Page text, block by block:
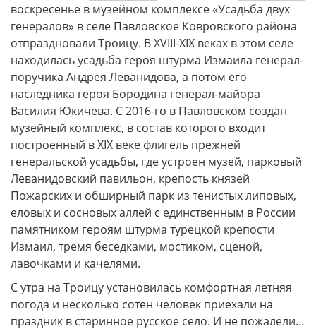
воскресенье в музейном комплексе «Усадьба двух
генералов» в селе Павловское Ковровского района
отпраздновали Троицу. В XVIII-XIX веках в этом селе
находилась усадьба героя штурма Измаила генерал-
поручика Андрея Леванидова, а потом его
наследника героя Бородина генерал-майора
Василия Юкичева. С 2016-го в Павловском создан
музейный комплекс, в состав которого входит
построенный в XIX веке флигель прежней
генеральской усадьбы, где устроен музей, парковый
Леванидовский павильон, крепость князей
Пожарских и обширный парк из тенистых липовых,
еловых и сосновых аллей с единственным в России
памятником героям штурма турецкой крепости
Измаил, тремя беседками, мостиком, сценой,
лавочками и качелями.
С утра на Троицу установилась комфортная летняя
погода и несколько сотен человек приехали на
праздник в старинное русское село. И не пожалели...